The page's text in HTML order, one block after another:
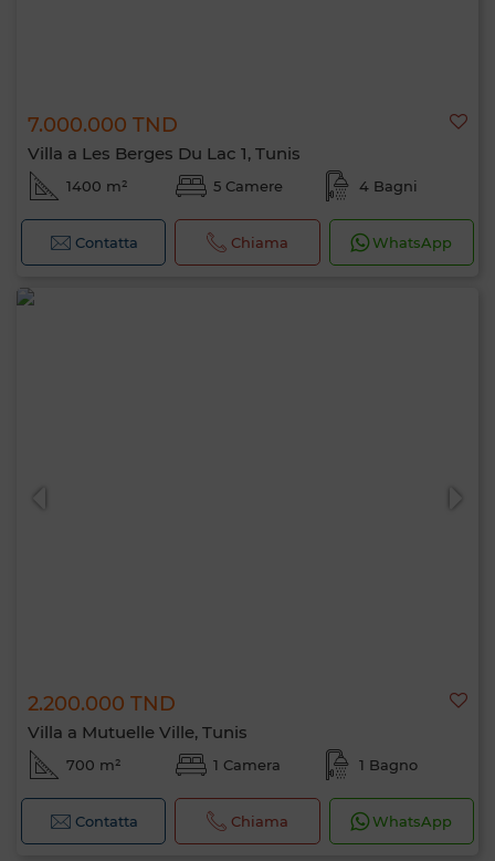
7.000.000 TND
Villa a Les Berges Du Lac 1, Tunis
1400 m² 5 Camere 4 Bagni
Contatta Chiama WhatsApp
2.200.000 TND
Villa a Mutuelle Ville, Tunis
700 m² 1 Camera 1 Bagno
Contatta Chiama WhatsApp